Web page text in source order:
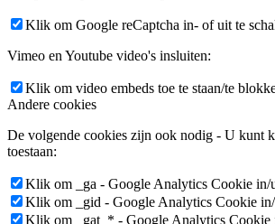
Klik om Google reCaptcha in- of uit te
Vimeo en Youtube video's insluiten:
Klik om video embeds toe te staan/te
Andere cookies
De volgende cookies zijn ook nodig - U kunt
toestaan:
Klik om _ga - Google Analytics Cookie in/
Klik om _gid - Google Analytics Cookie in/
Klik om _gat_* - Google Analytics Cookie